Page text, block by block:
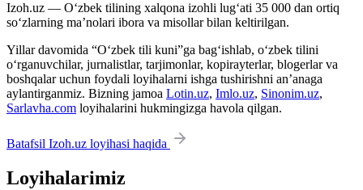
Izoh.uz — O‘zbek tilining xalqona izohli lug‘ati 35 000 dan ortiq
so‘zlarning ma’nolari ibora va misollar bilan keltirilgan.
Yillar davomida “O‘zbek tili kuni”ga bag‘ishlab, o‘zbek tilini
o‘rganuvchilar, jurnalistlar, tarjimonlar, kopirayterlar, blogerlar va
boshqalar uchun foydali loyihalarni ishga tushirishni an’anaga
aylantirganmiz. Bizning jamoa Lotin.uz, Imlo.uz, Sinonim.uz,
Sarlavha.com loyihalarini hukmingizga havola qilgan.
Batafsil Izoh.uz loyihasi haqida
Loyihalarimiz